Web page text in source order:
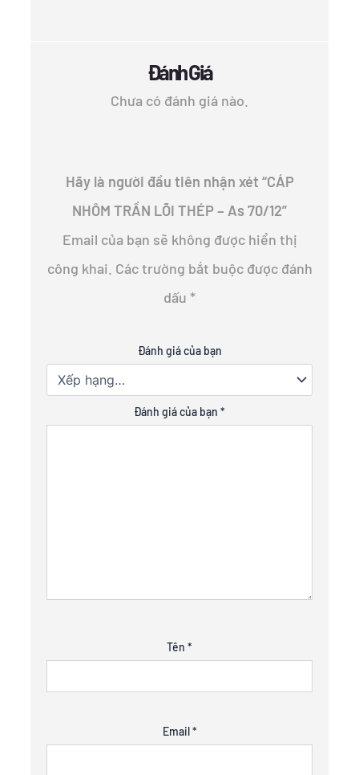
Đánh Giá
Chưa có đánh giá nào.
Hãy là người đầu tiên nhận xét “CÁP
NHÔM TRẦN LÕI THÉP – As 70/12”
Email của bạn sẽ không được hiển thị
công khai. Các trường bắt buộc được đánh
dấu *
Đánh giá của bạn
Đánh giá của bạn *
Tên *
Email*